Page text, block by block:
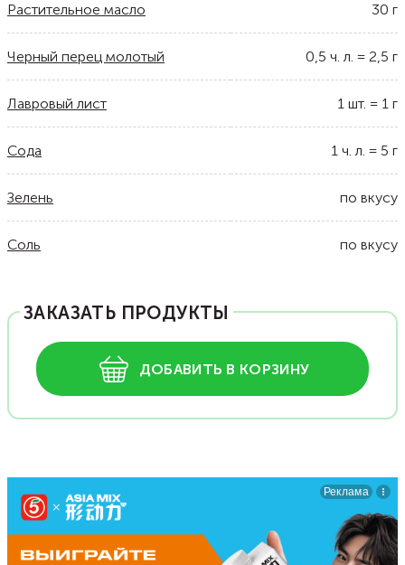
Растительное масло 30 г
Черный перец молотый 0,5 ч. л. = 2,5 г
Лавровый лист 1 шт. = 1 г
Сода 1 ч. л. = 5 г
Зелень по вкусу
Соль по вкусу
ЗАКАЗАТЬ ПРОДУКТЫ
ДОБАВИТЬ В КОРЗИНУ